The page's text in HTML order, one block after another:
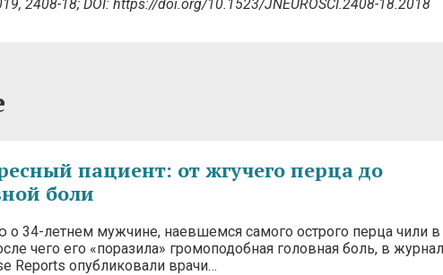
2408-18; DOI: https://doi.org/10.1523/JNEUROSCI.2408-18.2018
пациент: от жгучего перца до
боли
о 34-летнем мужчине, наевшемся самого острого перца чили в
чего его «поразила» громоподобная головная боль, в
Reports опубликовали врачи…